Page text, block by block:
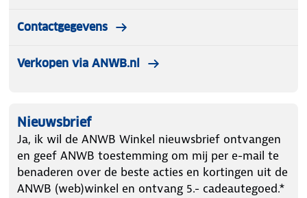
Contactgegevens
Verkopen via ANWB.nl
Nieuwsbrief
Ja, ik wil de ANWB Winkel nieuwsbrief ontvangen
en geef ANWB toestemming om mij per e-mail te
benaderen over de beste acties en kortingen uit de
ANWB (web)winkel en ontvang 5.- cadeautegoed.*